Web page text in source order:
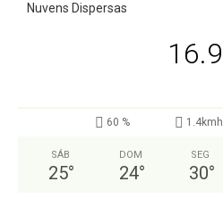
Nuvens Dispersas
16.9
60 % 1.4kmh
SÁB
25°
DOM
24°
SEG
30°